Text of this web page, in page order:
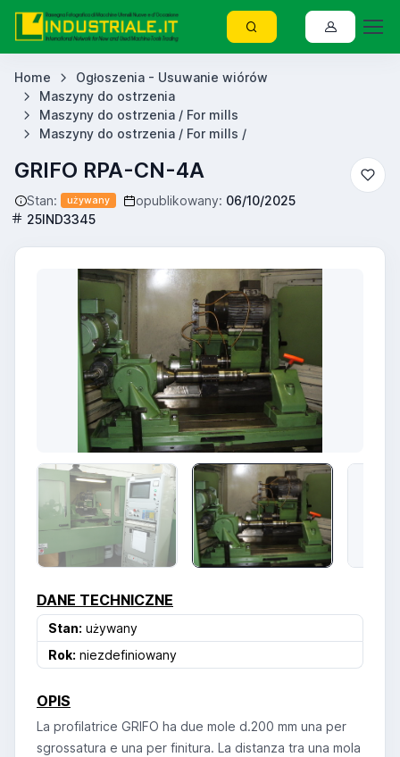
Home
Ogłoszenia - Usuwanie wiórów
Maszyny do ostrzenia
Maszyny do ostrzenia / For mills
Maszyny do ostrzenia / For mills /
GRIFO RPA-CN-4A
Stan: używany opublikowany: 06/10/2025
25IND3345
DANE TECHNICZNE
Stan: używany
Rok: niezdefiniowany
OPIS
La profilatrice GRIFO ha due mole d.200 mm una per
sgrossatura e una per finitura. La distanza tra una mola